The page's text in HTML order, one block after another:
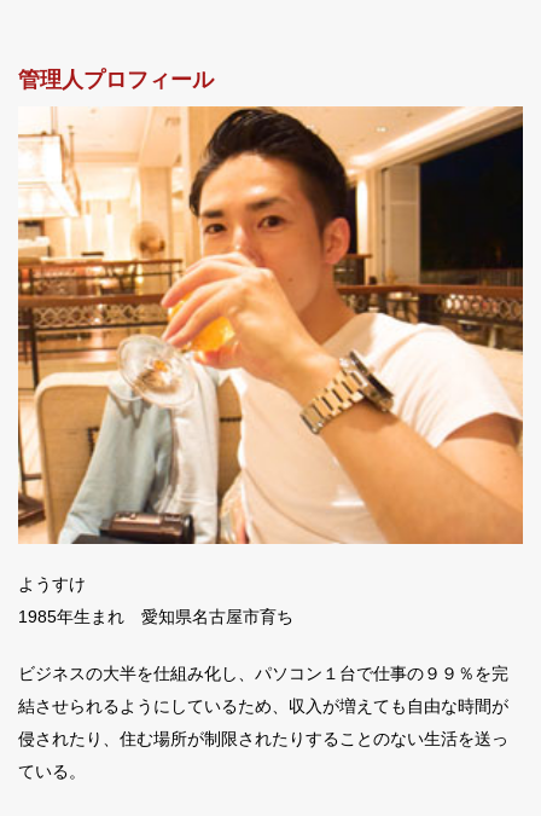
管理人プロフィール
ようすけ
1985年生まれ 愛知県名古屋市育ち
ビジネスの大半を仕組み化し、パソコン１台で仕事の９９％を完
結させられるようにしているため、収入が増えても自由な時間が
侵されたり、住む場所が制限されたりすることのない生活を送っ
ている。